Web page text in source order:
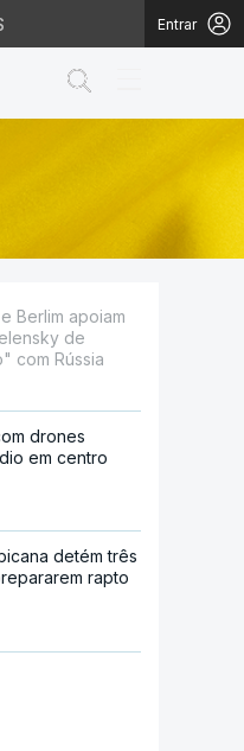
Entrar
Berlim apoiam
de
com Rússia
drones
em centro
detém três
rapto